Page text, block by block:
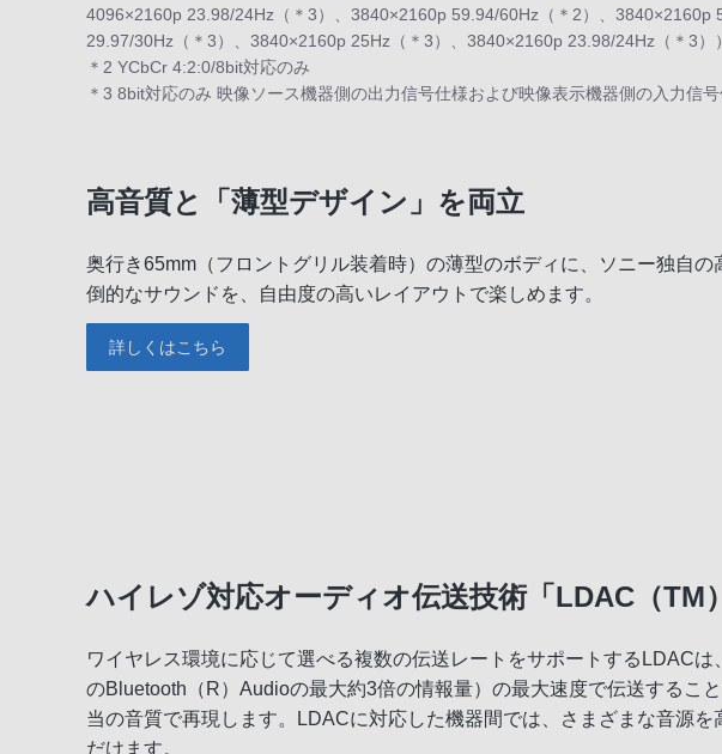
4096×2160p 23.98/24Hz（＊3）、3840×2160p 59.94/60Hz（＊2）、3840×2160p
29.97/30Hz（＊3）、3840×2160p 25Hz（＊3）、3840×2160p 23.98/24Hz（＊3））
＊2 YCbCr 4:2:0/8bit対応のみ
＊3 8bit対応のみ 映像ソース機器側の出力信号仕様および映像表示機器側の入力信
高音質と「薄型デザイン」を両立
奥行き65mm（フロントグリル装着時）の薄型のボディに、ソニー独自
倒的なサウンドを、自由度の高いレイアウトで楽しめます。
詳しくはこちら
ハイレゾ対応オーディオ伝送技術「LDAC（TM
ワイヤレス環境に応じて選べる複数の伝送レートをサポートするLDAC
のBluetooth（R）Audioの最大約3倍の情報量）の最大速度で伝送するこ
当の音質で再現します。LDACに対応した機器間では、さまざまな音源を
だけます。